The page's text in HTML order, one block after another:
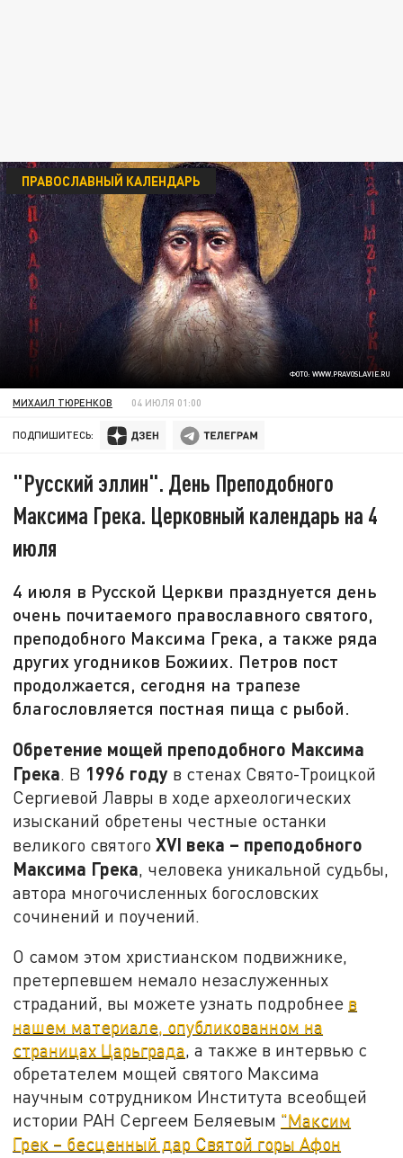
ФОТО: WWW.PRAVOSLAVIE.RU
ПРАВОСЛАВНЫЙ КАЛЕНДАРЬ
МИХАИЛ ТЮРЕНКОВ 04 ИЮЛЯ 01:00
ПОДПИШИТЕСЬ:
"Русский эллин". День Преподобного
Максима Грека. Церковный календарь на 4
июля
4 июля в Русской Церкви празднуется день
очень почитаемого православного святого,
преподобного Максима Грека, а также ряда
других угодников Божиих. Петров пост
продолжается, сегодня на трапезе
благословляется постная пища с рыбой.
Обретение мощей преподобного Максима
Грека. В 1996 году в стенах Свято-Троицкой
Сергиевой Лавры в ходе археологических
изысканий обретены честные останки
великого святогоXVI века – преподобного
Максима Грека, человека уникальной судьбы,
автора многочисленных богословских
сочинений и поучений.
О самом этом христианском подвижнике,
претерпевшем немало незаслуженных
страданий, вы можете узнать подробнее в
нашем материале, опубликованном на
страницах Царьграда, а также в интервью с
обретателем мощей святого Максима
научным сотрудником Института всеобщей
истории РАН Сергеем Беляевым "Максим
Грек – бесценный дар Святой горы Афон